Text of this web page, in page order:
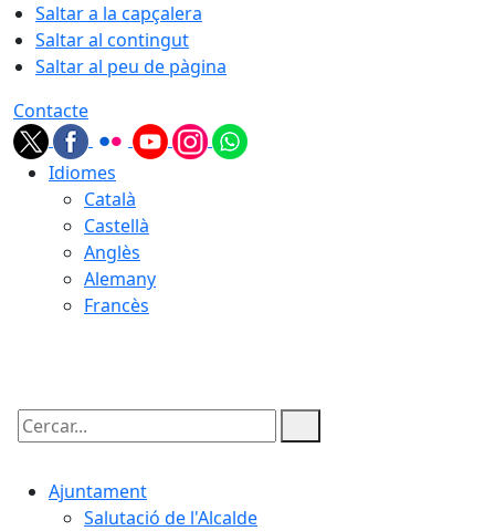
Saltar a la capçalera
Saltar al contingut
Saltar al peu de pàgina
Contacte
Idiomes
Català
Castellà
Anglès
Alemany
Francès
Cercar:
Ajuntament
Salutació de l'Alcalde